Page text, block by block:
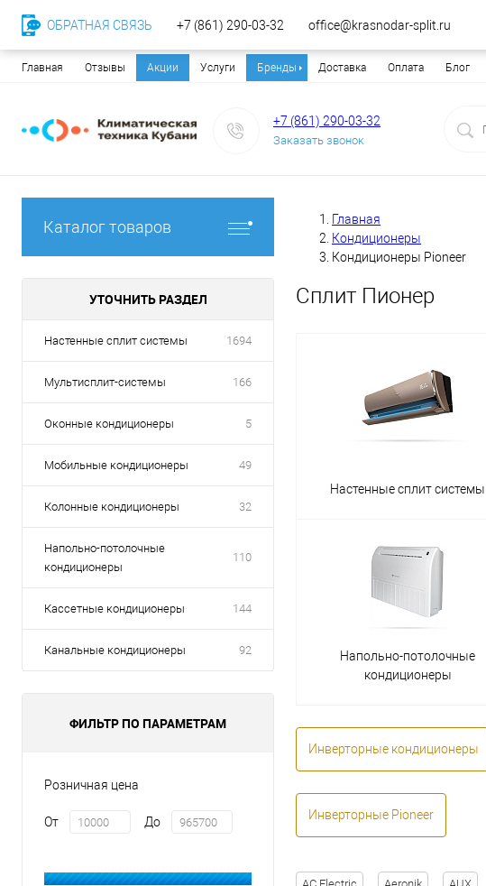
Главная Отзывы Акции Услуги Бренды Доставка Оплата Блог
+7 (861) 290-03-32
Заказать звонок
Каталог товаров
УТОЧНИТЬ РАЗДЕЛ
Настенные сплит системы 1694
Мультисплит-системы 166
Оконные кондиционеры 5
Мобильные кондиционеры 49
Колонные кондиционеры 32
Напольно-потолочные
кондиционеры
110
Кассетные кондиционеры 144
Канальные кондиционеры 92
ФИЛЬТР ПО ПАРАМЕТРАМ
Розничная цена
От До
Главная
Кондиционеры
Кондиционеры Pioneer
Сплит Пионер
Настенные сплит системы
Напольно-потолочные
кондиционеры
Инверторные кондиционеры
Инверторные Pioneer
ОБРАТНАЯ СВЯЗЬ +7 (861) 290-03-32 office@krasnodar-split.ru